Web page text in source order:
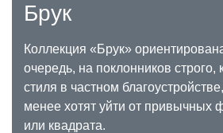
Брук
Коллекция «Брук»
очередь, на поклонников строго,
стиля в частном
менее хотят уйти от привычных
или квадрата.